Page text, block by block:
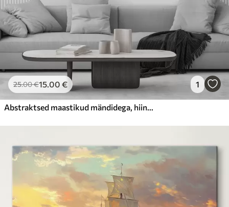
25.00€15.00 € 1
Abstraktsed maastikud mändidega, hiina stiilis